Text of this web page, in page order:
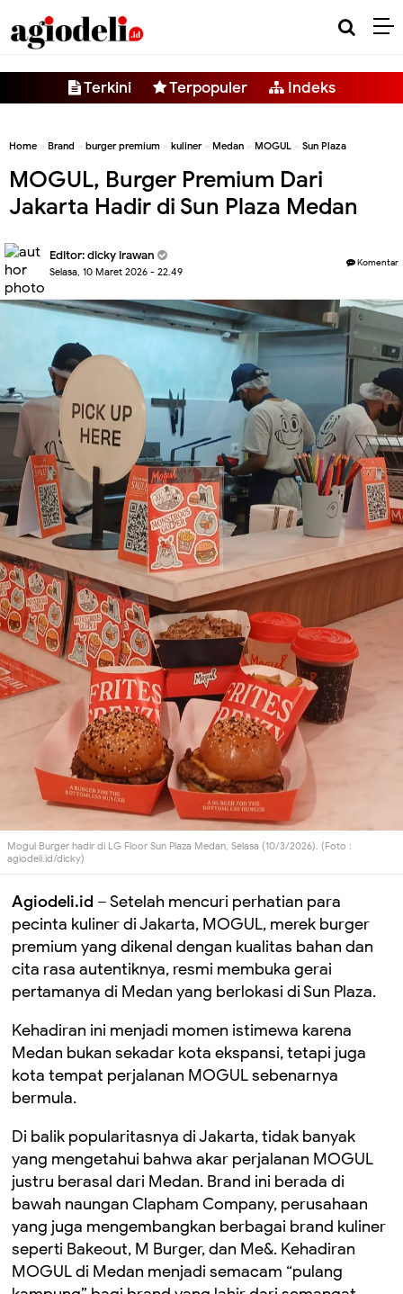
Terkini Terpopuler Indeks
Home » Brand » burger premium » kuliner» Medan » MOGUL » Sun Plaza
MOGUL, Burger Premium Dari
Jakarta Hadir di Sun Plaza Medan
Editor:dicky irawan
Selasa, 10 Maret 2026 - 22.49
Komentar
Mogul Burger hadir di LG Floor Sun Plaza Medan, Selasa (10/3/2026). (Foto :
agiodeli.id/dicky)
Agiodeli.id – Setelah mencuri perhatian para
pecinta kuliner di Jakarta, MOGUL, merek burger
premium yang dikenal dengan kualitas bahan dan
cita rasa autentiknya, resmi membuka gerai
pertamanya di Medan yang berlokasi di Sun Plaza.
Kehadiran ini menjadi momen istimewa karena
Medan bukan sekadar kota ekspansi, tetapi juga
kota tempat perjalanan MOGUL sebenarnya
bermula.
Di balik popularitasnya di Jakarta, tidak banyak
yang mengetahui bahwa akar perjalanan MOGUL
justru berasal dari Medan. Brand ini berada di
bawah naungan Clapham Company, perusahaan
yang juga mengembangkan berbagai brand kuliner
seperti Bakeout, M Burger, dan Me&. Kehadiran
MOGUL di Medan menjadi semacam “pulang